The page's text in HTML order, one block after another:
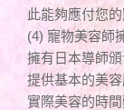
此能夠應付您
(4) 寵物美容師
擁有日本導師
提供基本的美
實際美容的時